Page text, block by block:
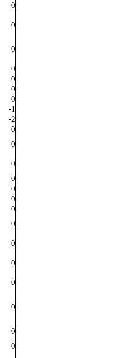
0
0
0
0
0
0
0
-1
-2
0
0
0
0
0
0
0
0
0
0
0
0
0
0